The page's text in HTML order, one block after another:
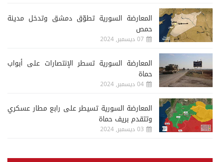
المعارضة السورية تطوّق دمشق وتدخل مدينة
حمص
07 ديسمبر, 2024
المعارضة السورية تسطر الإنتصارات على أبواب
حماة
04 ديسمبر, 2024
المعارضة السورية تسيطر على رابع مطار عسكري
وتتقدم بريف حماة
03 ديسمبر, 2024